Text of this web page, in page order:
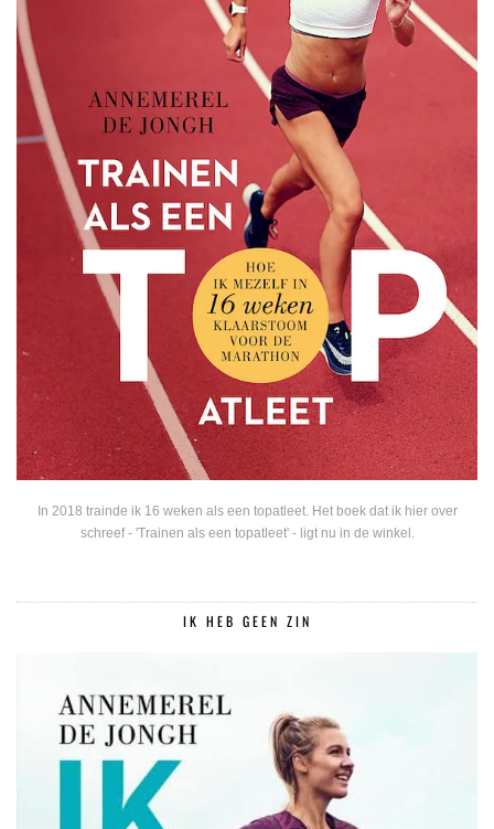
In 2018 trainde ik 16 weken als een topatleet. Het boek dat ik hier over
schreef - 'Trainen als een topatleet' - ligt nu in de winkel.
IK HEB GEEN ZIN